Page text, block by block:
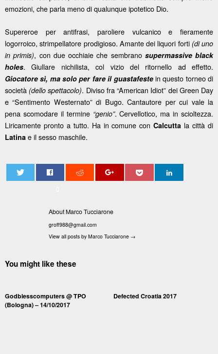
emozioni, che parla meno di qualunque ipotetico Dio.
Supereroe per antifrasi, paroliere vulcanico e fieramente
logorroico, strimpellatore prodigioso. Amante dei liquori forti (di uno
in primis), con due occhiaie che sembrano supermassive black
holes. Giullare nichilista, col vizio del ritornello ad effetto.
Giocatore sì, ma solo per fare il guastafestein questo torneo di
società (dello spettacolo). Diviso fra “American Idiot” dei Green Day
e “Sentimento Westernato” di Bugo. Cantautore per cui vale la
pena scomodare il termine “genio”. Cervellotico, ma in scioltezza.
Liricamente pronto a tutto. Ha in comune con Calcutta la città di
Latina e il sesso maschile.
About Marco Tucciarone
groff988@gmail.com
View all posts by Marco Tucciarone →
You might like these
Godblesscomputers @ TPO
(Bologna) – 14/10/2017
Defected Croatia 2017